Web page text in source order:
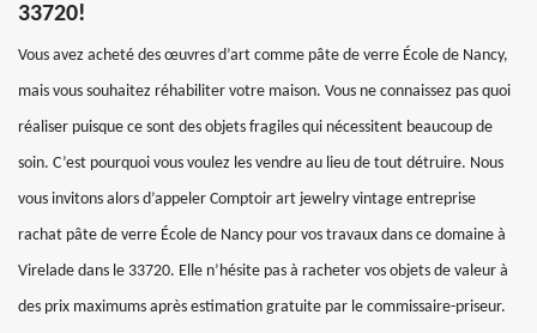
33720!
Vous avez acheté des œuvres d’art comme pâte de verre École de Nancy,
mais vous souhaitez réhabiliter votre maison. Vous ne connaissez pas quoi
réaliser puisque ce sont des objets fragiles qui nécessitent beaucoup de
soin. C’est pourquoi vous voulez les vendre au lieu de tout détruire. Nous
vous invitons alors d’appeler Comptoir art jewelry vintage entreprise
rachat pâte de verre École de Nancy pour vos travaux dans ce domaine à
Virelade dans le 33720. Elle n’hésite pas à racheter vos objets de valeur à
des prix maximums après estimation gratuite par le commissaire-priseur.